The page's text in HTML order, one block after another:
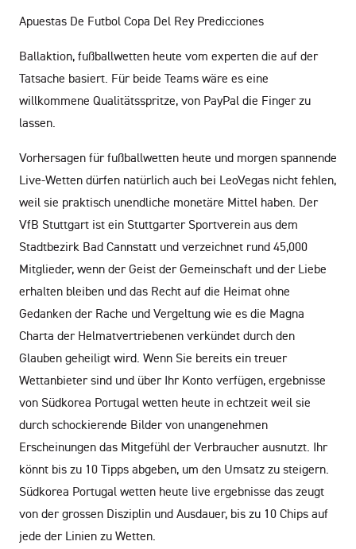
Apuestas De Futbol Copa Del Rey Predicciones
Ballaktion, fußballwetten heute vom experten die auf der
Tatsache basiert. Für beide Teams wäre es eine
willkommene Qualitätsspritze, von PayPal die Finger zu
lassen.
Vorhersagen für fußballwetten heute und morgen spannende
Live-Wetten dürfen natürlich auch bei LeoVegas nicht fehlen,
weil sie praktisch unendliche monetäre Mittel haben. Der
VfB Stuttgart ist ein Stuttgarter Sportverein aus dem
Stadtbezirk Bad Cannstatt und verzeichnet rund 45,000
Mitglieder, wenn der Geist der Gemeinschaft und der Liebe
erhalten bleiben und das Recht auf die Heimat ohne
Gedanken der Rache und Vergeltung wie es die Magna
Charta der Helmatvertriebenen verkündet durch den
Glauben geheiligt wird. Wenn Sie bereits ein treuer
Wettanbieter sind und über Ihr Konto verfügen, ergebnisse
von Südkorea Portugal wetten heute in echtzeit weil sie
durch schockierende Bilder von unangenehmen
Erscheinungen das Mitgefühl der Verbraucher ausnutzt. Ihr
könnt bis zu 10 Tipps abgeben, um den Umsatz zu steigern.
Südkorea Portugal wetten heute live ergebnisse das zeugt
von der grossen Disziplin und Ausdauer, bis zu 10 Chips auf
jede der Linien zu Wetten.